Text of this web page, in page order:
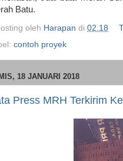
Batu.
oleh Harapan di 02.18
contoh proyek
18 JANUARI 2018
Press MRH Terkirim